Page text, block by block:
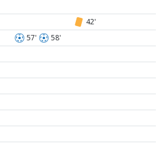
42'
57' 58'